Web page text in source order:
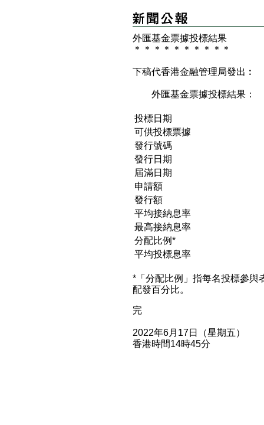
外匯基金票據投標結果
＊
＊ ＊ ＊ ＊ ＊ ＊ ＊ ＊ ＊
下稿代香港金融管理局發出︰
外匯基金票據投標結果：
投標日期
可供投標票據
發行號碼
發行日期
屆滿日期
申請額
發行額
平均接納息率
最高接納息率
分配比例*
平均投標息率
*「分配比例」指每名投標參與
配發百分比。
完
2022年6月17日（星期五）
香港時間14時45分